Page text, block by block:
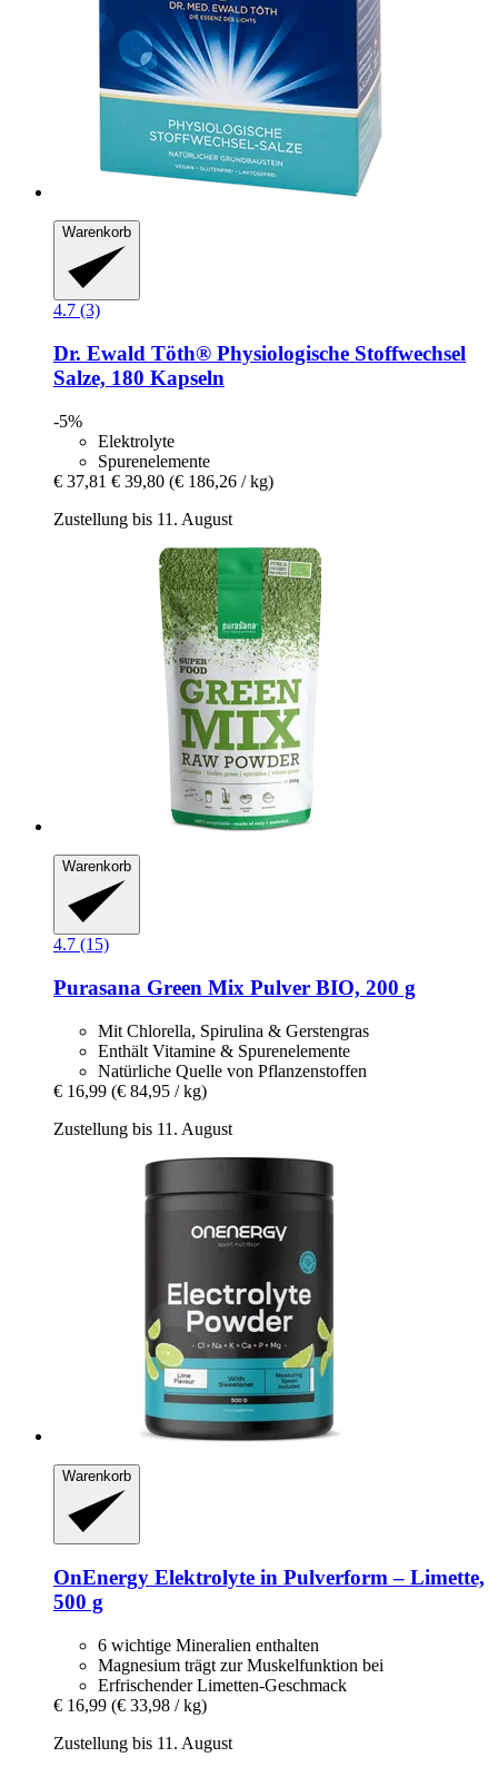
Warenkorb
4.7 (3)
Dr. Ewald Töth® Physiologische Stoffwechsel
Salze, 180 Kapseln
-5%
Elektrolyte
Spurenelemente
€ 37,81 € 39,80 (€ 186,26 / kg)
Zustellung bis 11. August
Warenkorb
4.7 (15)
Purasana Green Mix Pulver BIO, 200 g
Mit Chlorella, Spirulina & Gerstengras
Enthält Vitamine & Spurenelemente
Natürliche Quelle von Pflanzenstoffen
€ 16,99 (€ 84,95 / kg)
Zustellung bis 11. August
Warenkorb
OnEnergy Elektrolyte in Pulverform – Limette,
500 g
6 wichtige Mineralien enthalten
Magnesium trägt zur Muskelfunktion bei
Erfrischender Limetten-Geschmack
€ 16,99 (€ 33,98 / kg)
Zustellung bis 11. August